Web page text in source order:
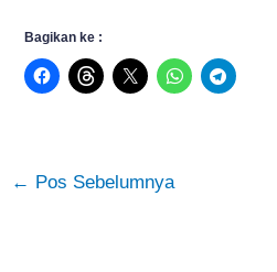
Bagikan ke :
← Pos Sebelumnya